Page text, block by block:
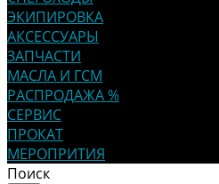
ЭКИПИРОВКА
АКСЕССУАРЫ
ЗАПЧАСТИ
МАСЛА И ГСМ
РАСПРОДАЖА %
СЕРВИС
ПРОКАТ
МЕРОПРИТИЯ
Поиск